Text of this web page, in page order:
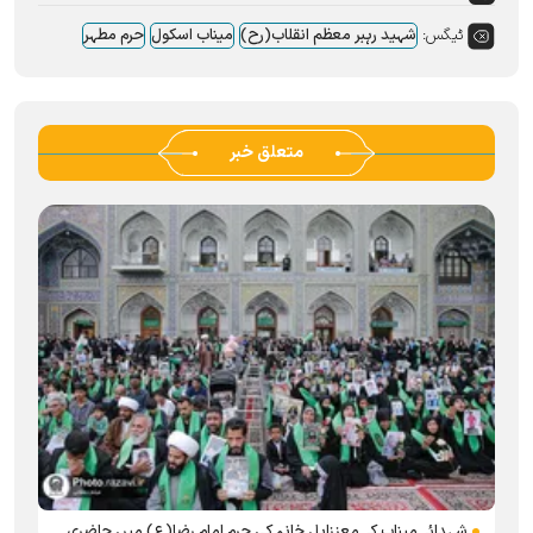
ٹیگس: شہید رہبر معظم انقلاب(رح) میناب اسکول حرم مطہر
متعلق خبر